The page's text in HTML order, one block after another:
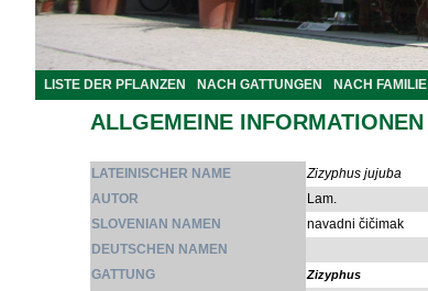
LISTE DER PFLANZEN NACH GATTUNGEN NACH FAMILIE
ALLGEMEINE
LATEINISCHER NAME
Zizyphus jujuba
AUTOR
Lam.
SLOVENIAN NAMEN
navadni čičimak
DEUTSCHEN NAMEN
GATTUNG
Zizyphus